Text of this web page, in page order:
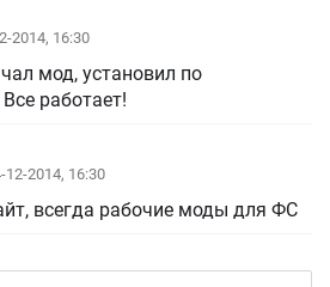
2014, 16:30
мод, установил по
работает!
12-2014, 16:30
всегда рабочие моды для ФС